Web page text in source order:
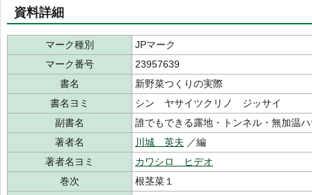
資料詳細
マーク種別
JPマーク
マーク番号
23957639
書名
新野菜つくりの実際
書名ヨミ
シン ヤサイツクリノ ジッサイ
副書名
誰でもできる露地・トンネル・無加温
著者名
川城 英夫 ／編
著者名ヨミ
カワシロ ヒデオ
巻次
根茎菜１